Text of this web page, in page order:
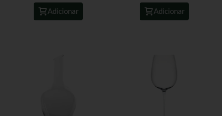
Adicionar Adicionar